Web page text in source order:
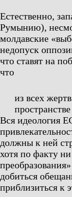
Естественно,
Румынию),
молдавские
недопуск
что ставят на
что
из всех
Вся идеология
должны к ней
хотя по факту
добиться
приблизиться к